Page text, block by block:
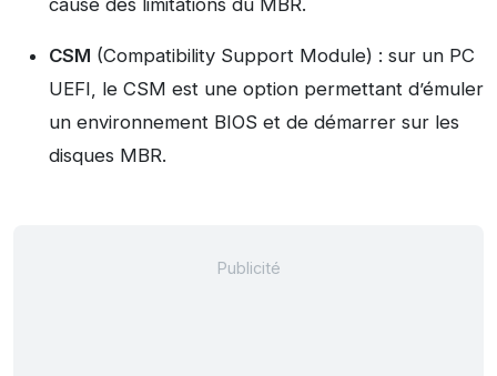
cause des limitations du MBR.
CSM (Compatibility Support Module) : sur un PC
UEFI, le CSM est une option permettant d’émuler
un environnement BIOS et de démarrer sur les
disques MBR.